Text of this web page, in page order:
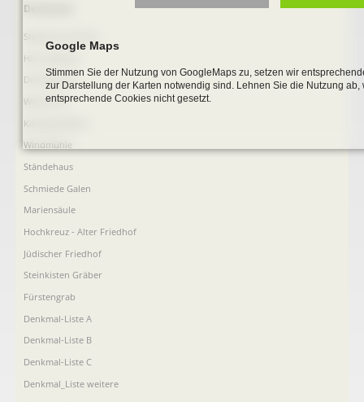
Navigation
Denkmale
Stephanus-Kirche
Hist. Rathaus
Domitorium
Wehrturm
Köttings Mühle
Windmühle
Ständehaus
Schmiede Galen
Mariensäule
Hochkreuz - Alter Friedhof
Jüdischer Friedhof
Steinkisten Gräber
Fürstengrab
Denkmal-Liste A
Denkmal-Liste B
Denkmal-Liste C
Denkmal_Liste weitere
Google Maps
Stimmen Sie der Nutzung von GoogleMaps zu, setzen wir
zur Darstellung der Karten notwendig sind. Lehnen Sie die Nutzung ab,
entsprechende Cookies nicht gesetzt.